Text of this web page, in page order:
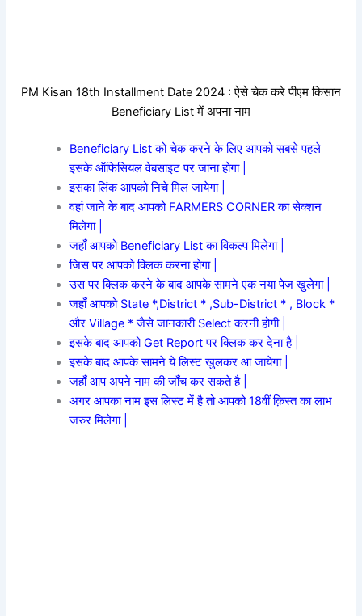
PM Kisan 18th Installment Date 2024 : ऐसे चेक करे पीएम किसान
Beneficiary List में अपना नाम
Beneficiary List को चेक करने के लिए आपको सबसे पहले
इसके ऑफिसियल वेबसाइट पर जाना होगा |
इसका लिंक आपको निचे मिल जायेगा |
वहां जाने के बाद आपको FARMERS CORNER का सेक्शन
मिलेगा |
जहाँ आपको Beneficiary List का विकल्प मिलेगा |
जिस पर आपको क्लिक करना होगा |
उस पर क्लिक करने के बाद आपके सामने एक नया पेज खुलेगा |
जहाँ आपको State *,District * ,Sub-District * , Block *
और Village * जैसे जानकारी Select करनी होगी |
इसके बाद आपको Get Report पर क्लिक कर देना है |
इसके बाद आपके सामने ये लिस्ट खुलकर आ जायेगा |
जहाँ आप अपने नाम की जाँच कर सकते है |
अगर आपका नाम इस लिस्ट में है तो आपको 18वीं क़िस्त का लाभ
जरुर मिलेगा |